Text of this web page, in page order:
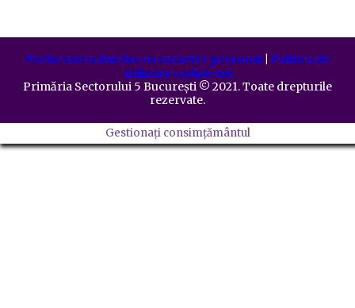
Prelucrarea datelor cu caracter personal| Politica de
utilizare cookie-uri
Primăria Sectorului 5 București ©️ 2021. Toate drepturile
rezervate.
Gestionați consimțământul